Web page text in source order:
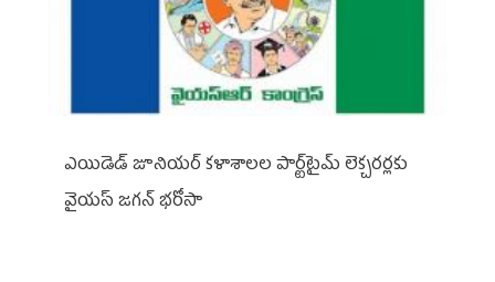
ఎయిడెడ్‌ జూనియర్‌ కళాశాలల పార్ట్‌టైమ్‌ లెక్చరర్లకు
వైయ‌స్ జగన్ భరోసా